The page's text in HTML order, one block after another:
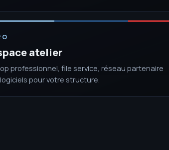
atelier
professionnel, file service, réseau partenaire
pour votre structure.